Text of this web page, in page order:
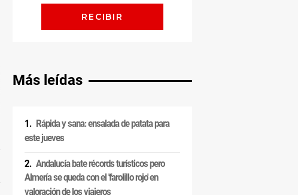
Más leídas
Rápida y sana: ensalada de patata para
este jueves
Andalucía bate récords turísticos pero
Almería se queda con el 'farolillo rojo' en
valoración de los viajeros